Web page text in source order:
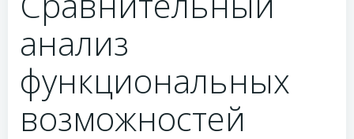
анализ
функциональных
возможностей